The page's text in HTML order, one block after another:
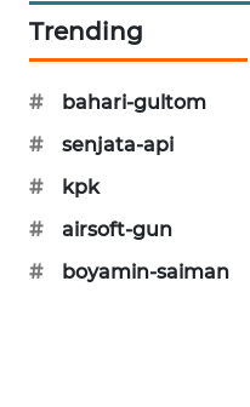
Trending
#
bahari-gultom
#
senjata-api
#
kpk
#
airsoft-gun
#
boyamin-saiman
SIANTAR
NEWS
METRO
NEWS
METRO
JAKARTA
NEWS